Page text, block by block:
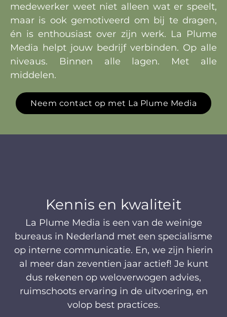
medewerker weet niet alleen wat er speelt,
maar is ook gemotiveerd om bij te dragen,
én is enthousiast over zijn werk. La Plume
Media helpt jouw bedrijf verbinden. Op alle
niveaus. Binnen alle lagen. Met alle
middelen.
Neem contact op met La Plume Media
Kennis en kwaliteit
La Plume Media is een van de weinige
bureaus in Nederland met een specialisme
op interne communicatie. En, we zijn hierin
al meer dan zeventien jaar actief! Je kunt
dus rekenen op weloverwogen advies,
ruimschoots ervaring in de uitvoering, en
volop best practices.